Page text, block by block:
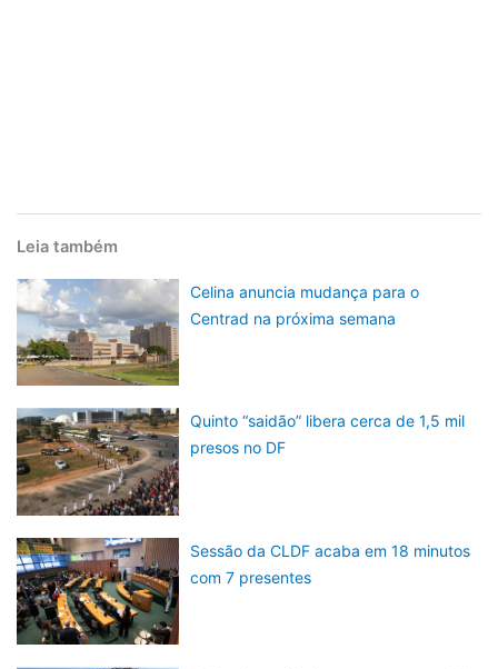
Leia também
Celina anuncia mudança para o
Centrad na próxima semana
Quinto “saidão” libera cerca de 1,5 mil
presos no DF
Sessão da CLDF acaba em 18 minutos
com 7 presentes